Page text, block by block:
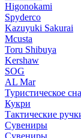
Higonokami
Spyderco
Kazuyuki Sakurai
Mcusta
Toru Shibuya
Kershaw
SOG
AL Mar
Туристическое
Кукри
Тактические
Сувениры
Сувениры